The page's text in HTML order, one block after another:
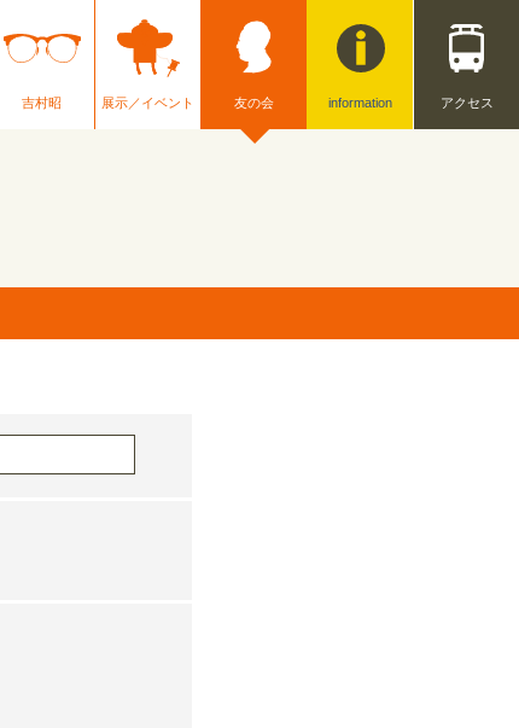
吉村昭 展示／イベント 友の会 information アクセス